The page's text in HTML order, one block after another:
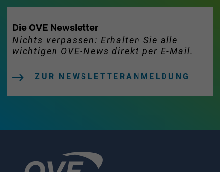
Die OVE Newsletter
Nichts verpassen: Erhalten Sie alle
wichtigen OVE-News direkt per E-Mail.
ZUR NEWSLETTERANMELDUNG